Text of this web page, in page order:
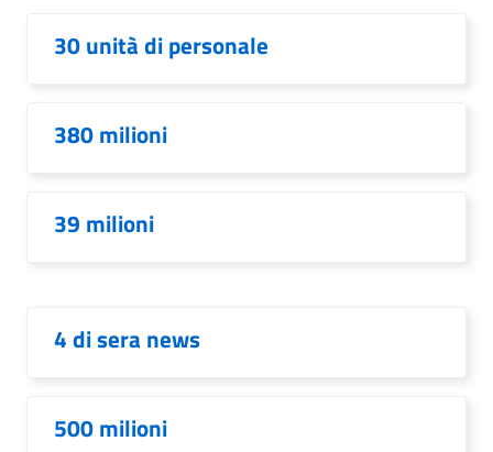
30 unità di personale
380 milioni
39 milioni
4 di sera news
500 milioni